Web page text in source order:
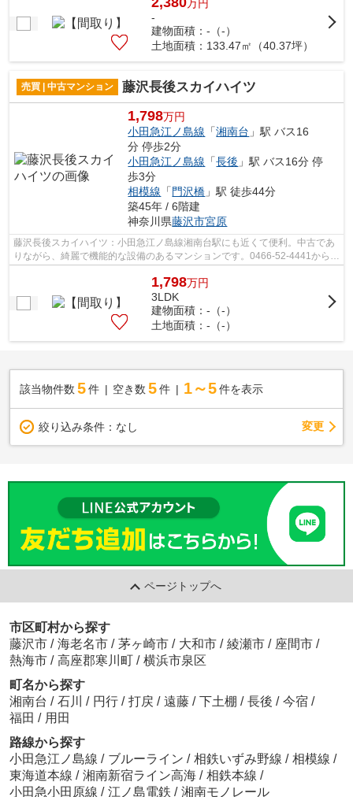
万円
-
建物面積：-（-）
土地面積：133.47㎡（40.37坪）
売買 | 中古マンション 藤沢長後スカイハイツ
1,798万円
小田急江ノ島線 「湘南台 」駅 バス16
分 停歩2分
小田急江ノ島線 「長後 」駅 バス16分 停
歩3分
相模線 「 門沢橋 」駅 徒歩44分
築45年 / 6階建
神奈川県藤沢市宮原
藤沢長後スカイハイツ：小田急江ノ島線湘南台駅にも近くて便利。中古であ
りながら、綺麗で機能的な設備のあるマンションです。0466-52-4441からフ
1,798万円
3LDK
建物面積：-（-）
土地面積：-（-）
該当物件数 5件 空き数 5 件 1～5 件を表示
絞り込み条件： なし 変更
ページトップへ
市区町村から探す
藤沢市 / 海老名市 / 茅ヶ崎市 / 大和市 / 綾瀬市 / 座間市 /
熱海市 / 高座郡寒川町 / 横浜市泉区
町名から探す
湘南台 / 石川 / 円行 / 打戻 / 遠藤 / 下土棚 / 長後 / 今宿 /
福田 / 用田
路線から探す
小田急江ノ島線 / ブルーライン / 相鉄いずみ野線 / 相模線 /
東海道本線 / 湘南新宿ライン高海 / 相鉄本線 /
小田急小田原線 / 江ノ島電鉄 / 湘南モノレール